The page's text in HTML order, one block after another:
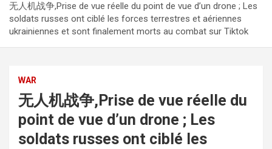
无人机战争,Prise de vue réelle du point de vue d’un drone ; Les
soldats russes ont ciblé les forces terrestres et aériennes
ukrainiennes et sont finalement morts au combat sur Tiktok
WAR
无人机战争,Prise de vue réelle du
point de vue d’un drone ; Les
soldats russes ont ciblé les